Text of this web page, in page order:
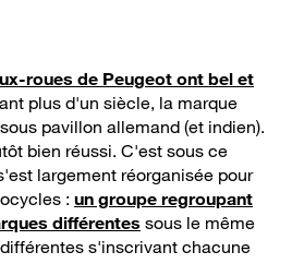
roues de Peugeot ont bel et
plus d'un siècle, la marque
pavillon allemand (et indien).
bien réussi. C'est sous ce
largement réorganisée pour
: un groupe regroupant
différentes sous le même
s'inscrivant chacune